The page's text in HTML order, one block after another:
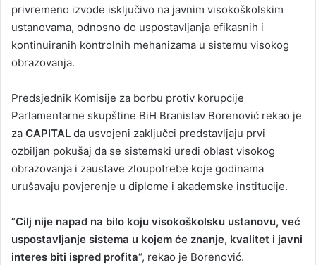
privremeno izvode isključivo na javnim visokoškolskim
ustanovama, odnosno do uspostavljanja efikasnih i
kontinuiranih kontrolnih mehanizama u sistemu visokog
obrazovanja.
Predsjednik Komisije za borbu protiv korupcije
Parlamentarne skupštine BiH Branislav Borenović rekao je
za CAPITAL da usvojeni zaključci predstavljaju prvi
ozbiljan pokušaj da se sistemski uredi oblast visokog
obrazovanja i zaustave zloupotrebe koje godinama
urušavaju povjerenje u diplome i akademske institucije.
“Cilj nije napad na bilo koju visokoškolsku ustanovu, već
uspostavljanje sistema u kojem će znanje, kvalitet i javni
interes biti ispred profita“, rekao je Borenović.